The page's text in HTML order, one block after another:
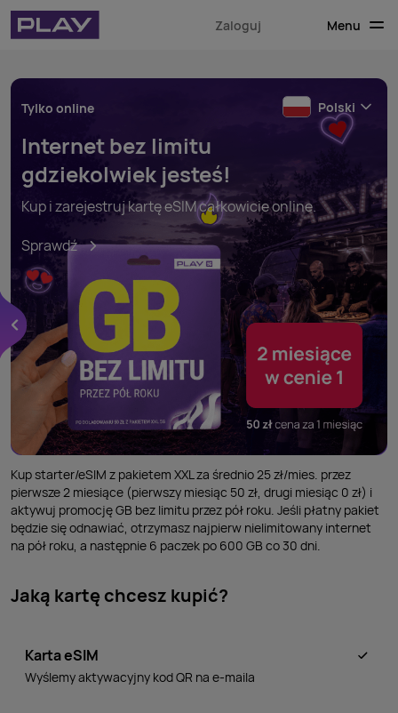
Zaloguj Menu
Tylko online Polski
Internet bez limitu
gdziekolwiek jesteś!
Kup i zarejestruj kartę eSIM całkowicie online.
Sprawdź
Kup starter/eSIM z pakietem XXL za średnio 25 zł/mies. przez
pierwsze 2 miesiące (pierwszy miesiąc 50 zł, drugi miesiąc 0 zł) i
aktywuj promocjęGB bez limitu przez pół roku. Jeśli płatny pakiet
będzie się odnawiać, otrzymasz najpierw nielimitowany internet
na pół roku, a następnie 6 paczek po 600 GB co 30 dni.
Jaką kartę chcesz kupić?
Karta eSIM
Wyślemy aktywacyjny kod QR na e-maila